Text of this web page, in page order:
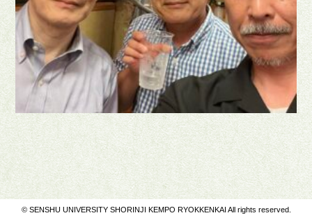
© SENSHU UNIVERSITY SHORINJI KEMPO RYOKKENKAI All rights reserved.